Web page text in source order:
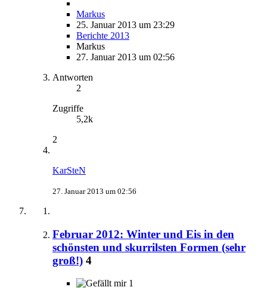
Markus
25. Januar 2013 um 23:29
Berichte 2013
Markus
27. Januar 2013 um 02:56
Antworten
2
Zugriffe
5,2k
2
KarSteN
27. Januar 2013 um 02:56
Februar 2012: Winter und Eis in den
schönsten und skurrilsten Formen (sehr
groß!) 4
1